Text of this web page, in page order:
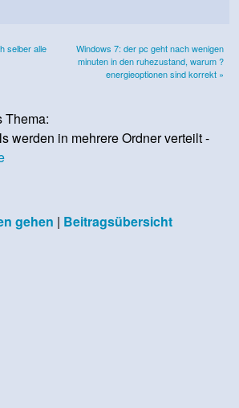
selber alle
Windows 7: der pc geht nach wenigen
minuten in den ruhezustand, warum ?
energieoptionen sind korrekt »
Thema:
werden in mehrere Ordner verteilt -
gehen | Beitragsübersicht